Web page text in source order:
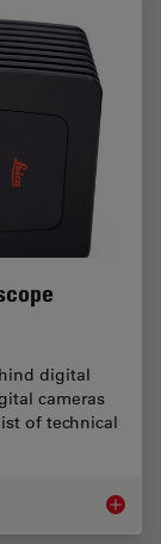
digital
cameras
of technical